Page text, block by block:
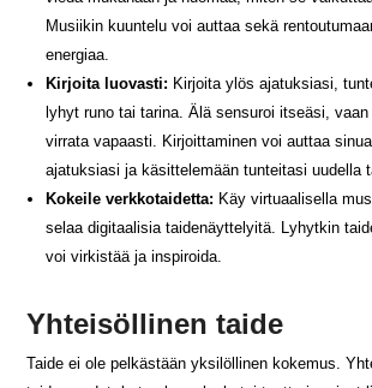
Musiikin kuuntelu voi auttaa sekä
energiaa.
Kirjoita luovasti: Kirjoita ylös ajatuksiasi,
lyhyt runo tai tarina. Älä sensuroi itseäsi,
virrata vapaasti. Kirjoittaminen voi auttaa
ajatuksiasi ja käsittelemään tunteitasi uudella
Kokeile verkkotaidetta: Käy virtuaalisella
selaa digitaalisia taidenäyttelyitä. Lyhytkin
voi virkistää ja inspiroida.
Yhteisöllinen taide
Taide ei ole pelkästään yksilöllinen kokemus.